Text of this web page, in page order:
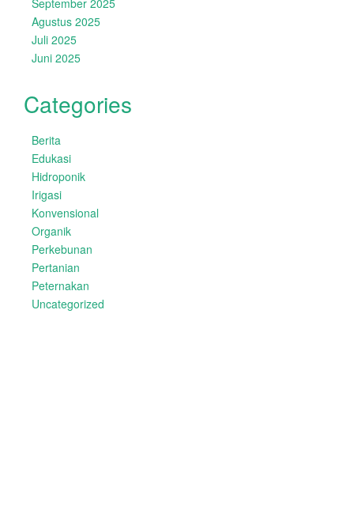
September 2025
Agustus 2025
Juli 2025
Juni 2025
Categories
Berita
Edukasi
Hidroponik
Irigasi
Konvensional
Organik
Perkebunan
Pertanian
Peternakan
Uncategorized